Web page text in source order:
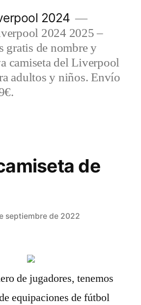
2024
2024 2025 –
gratis de nombre y
camiseta del Liverpool
adultos y niños. Envío
de
septiembre de 2022
de jugadores, tenemos
equipaciones de fútbol